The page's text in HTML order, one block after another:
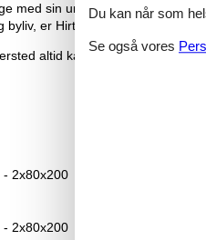
med sin unikke flora og fauna,
byliv, er Hirtshals kun en kort
altid kan låne trækvogne,
- 2x80x200
- 2x80x200
Du kan når som
Se også vores